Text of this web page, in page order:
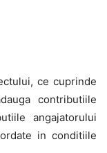
ce cuprinde
contributiile
angajatorului
in conditiile